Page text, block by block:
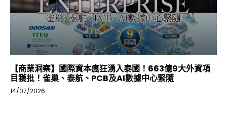
【商業洞察】國際資本瘋狂湧入泰國！663億9大外資項
目獲批！雀巢、泰航、PCB及AI數據中心緊隨
14/07/2026